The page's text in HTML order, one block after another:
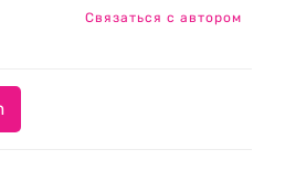
Связаться с автором